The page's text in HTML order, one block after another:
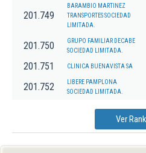
201.749
BARAMBIO MARTINEZ
TRANSPORTES SOCIEDAD
LIMITADA.
201.750
GRUPO FAMILIAR DECABE
SOCIEDAD LIMITADA.
201.751 CLINICA BUENAVISTA SA
201.752
LIBERE PAMPLONA
SOCIEDAD LIMITADA.
Ver